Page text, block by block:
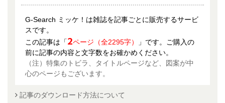
G-Search ミッケ！は雑誌を記事ごとに販売するサービ
スです。
この記事は「2ページ（全2295字）
」です。ご購入の
前に記事の内容と文字数をお確かめください。
（注）特集のトビラ、タイトルページなど、図案が中
心のページもございます。
記事のダウンロード方法について